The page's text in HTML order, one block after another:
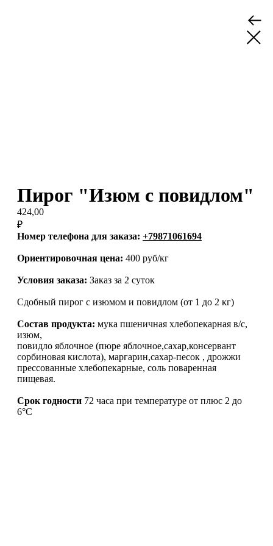
Пирог "Изюм с повидлом"
424,00
₽
Номер телефона для заказа: +79871061694
Ориентировочная цена: 400 руб/кг
Условия заказа: Заказ за 2 суток
Сдобный пирог с изюмом и повидлом (от 1 до 2 кг)
Состав продукта: мука пшеничная хлебопекарная в/с,
изюм,
повидло яблочное (пюре яблочное,сахар,консервант
сорбиновая кислота), маргарин,сахар-песок , дрожжи
прессованные хлебопекарные, соль поваренная
пищевая.
Срок годности 72 часа при температуре от плюс 2 до
6°С